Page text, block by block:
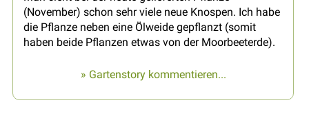
(November) schon sehr viele neue Knospen. Ich habe
die Pflanze neben eine Ölweide gepflanzt (somit
haben beide Pflanzen etwas von der Moorbeeterde).
» Gartenstory kommentieren...